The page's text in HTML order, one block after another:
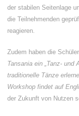
der stabilen Seitenlage
die Teilnehmenden
reagieren.
Zudem haben die Schüler
Tansania ein „Tanz- und
traditionelle Tänze
Workshop findet auf
der Zukunft von Nutzen